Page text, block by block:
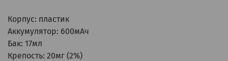
Корпус: пластик
Аккумулятор: 600мАч
Бак: 17мл
Крепость: 20мг (2%)